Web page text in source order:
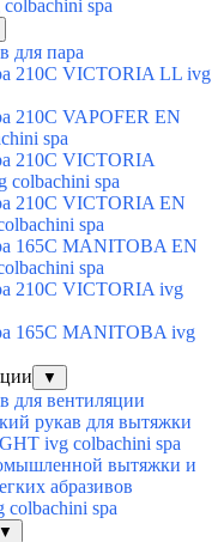
spa
для пара
210C VICTORIA LL ivg
210C VAPOFER EN
spa
210C VICTORIA
spa
210C VICTORIA EN
spa
165C MANITOBA EN
spa
210C VICTORIA ivg
165C MANITOBA ivg
▼
для вентиляции
рукав для вытяжки
ivg colbachini spa
вытяжки и
абразивов
spa
▼